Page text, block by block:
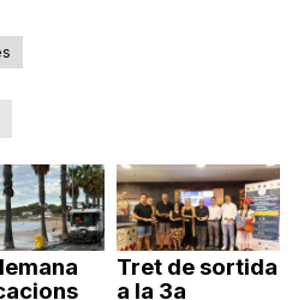
Tret de sortida
a la 3a